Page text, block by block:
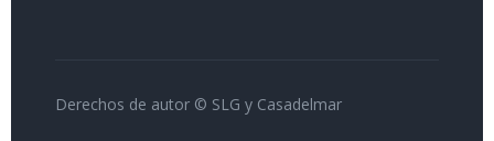
Derechos de autor © SLG y Casadelmar